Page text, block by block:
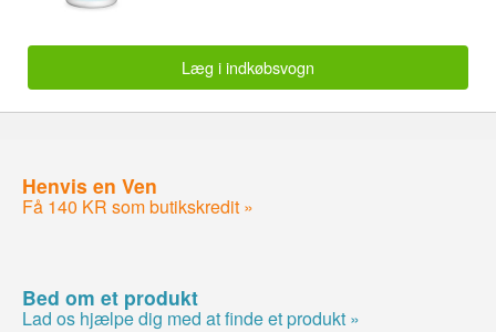
Læg i indkøbsvogn
Henvis en Ven
Få 140 KR som butikskredit »
Bed om et produkt
Lad os hjælpe dig med at finde et produkt »